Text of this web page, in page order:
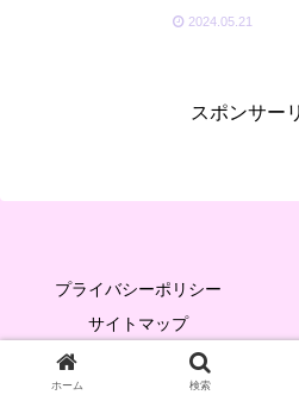
の費用比較や予約時の注
2024.05.21
スポンサー
プライバシーポリシー
サイトマップ
Copyright © 2023 トラベルコンシ
ホーム 検索